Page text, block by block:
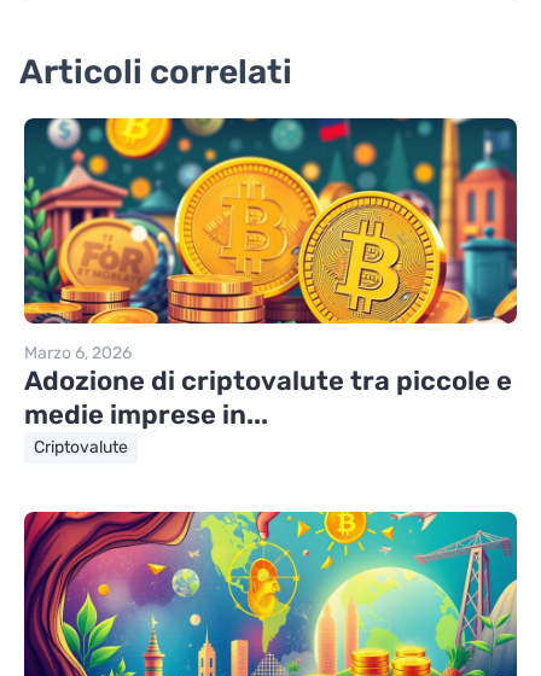
Articoli correlati
Marzo 6, 2026
Adozione di criptovalute tra piccole e
medie imprese in...
Criptovalute